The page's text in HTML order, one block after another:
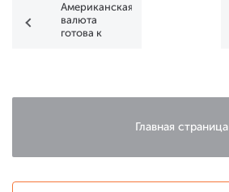
Американская
валюта
готова к
Главная страница